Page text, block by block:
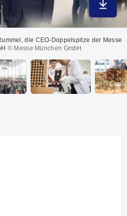
In
die CEO-Doppelspitze der Messe
© Messe München GmbH